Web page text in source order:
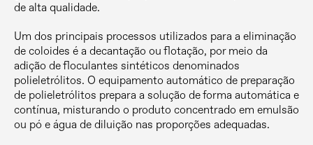
de alta qualidade.
Um dos principais processos utilizados para a eliminação
de coloides é a decantação ou flotação, por meio da
adição de floculantes sintéticos denominados
polieletrólitos. O equipamento automático de preparação
de polieletrólitos prepara a solução de forma automática e
contínua, misturando o produto concentrado em emulsão
ou pó e água de diluição nas proporções adequadas.